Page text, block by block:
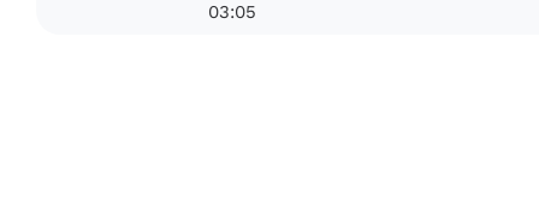
03:05